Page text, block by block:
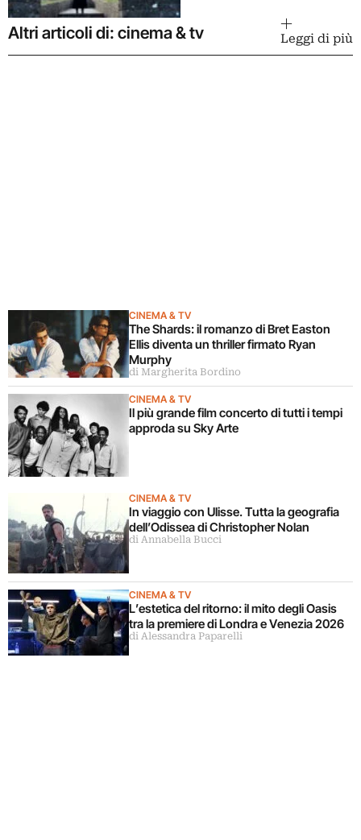
Altri articoli di: cinema & tv Leggi di più
CINEMA & TV
The Shards: il romanzo di Bret Easton
Ellis diventa un thriller firmato Ryan
Murphy
di Margherita Bordino
CINEMA & TV
Il più grande film concerto di tutti i tempi
approda su Sky Arte
CINEMA & TV
In viaggio con Ulisse. Tutta la geografia
dell’Odissea di Christopher Nolan
di Annabella Bucci
CINEMA & TV
L’estetica del ritorno: il mito degli Oasis
tra la premiere di Londra e Venezia 2026
di Alessandra Paparelli